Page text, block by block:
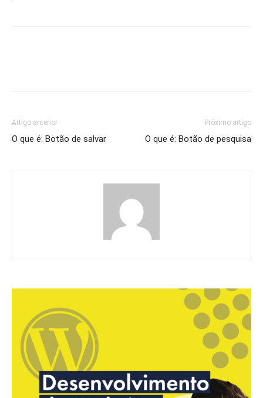
Artigo anterior
O que é: Botão de salvar
Próximo artigo
O que é: Botão de pesquisa